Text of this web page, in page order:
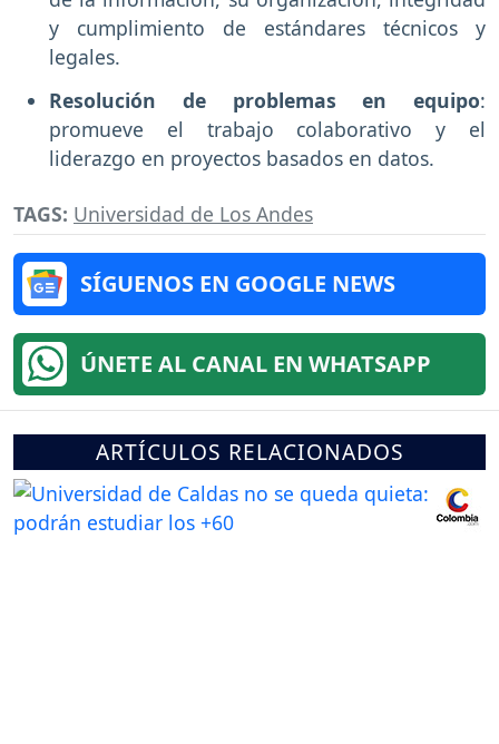
y cumplimiento de estándares técnicos y
legales.
Resolución de problemas en equipo:
promueve el trabajo colaborativo y el
liderazgo en proyectos basados en datos.
TAGS: Universidad de Los Andes
SÍGUENOS EN GOOGLE NEWS
ÚNETE AL CANAL EN WHATSAPP
ARTÍCULOS RELACIONADOS